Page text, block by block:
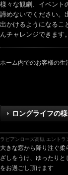
様々な観劇、イベント
諦めないでください。
出かけるようになるこ
んチャレンジできます。
ホーム内でのお客様の生
ロングライフの
ラビアンローズ高槻 エントラ
大きな窓から降り注ぐ柔
ざしをうけ、ゆったりと
をお過ごし頂けます